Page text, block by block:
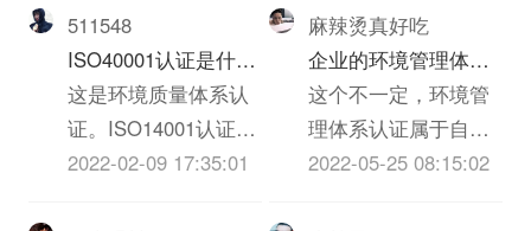
都有效的。因此申报
CCAA的就可以了。
如果一定想要申报
IRCA，1，参加被
IRCA认证的机构所举
511548
ISO40001认证是什
么？上海如何办理？
这是环境质量体系认
证。ISO14001认证所
需其他相关资料：环
2022-02-09 17:35:01
对重要过程，关键岗
位编制iso三体系认证
和记录；定期检查体
系实施含金量发现问
题，及时调整。
麻辣烫真好吃
企业的环境管理体系
必须经过认证吗
这个不一定，环境管
理体系认证属于自愿
性认证证书，一般来
2022-05-25 08:15:02